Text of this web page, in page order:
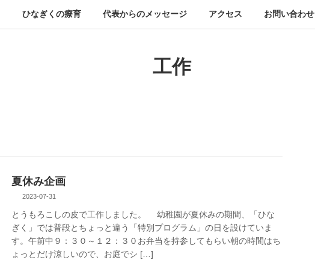
ひなぎくの療育 代表からのメッセージ アクセス お問い合わせ
工作
夏休み企画
2023-07-31
とうもろこしの皮で工作しました。 幼稚園が夏休みの期間、「ひな
ぎく」では普段とちょっと違う「特別プログラム」の日を設けていま
す。午前中９：３０～１２：３０お弁当を持参してもらい朝の時間はち
ょっとだけ涼しいので、お庭でシ […]